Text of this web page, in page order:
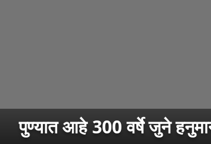
पुण्यात आहे 300 वर्षे जुने